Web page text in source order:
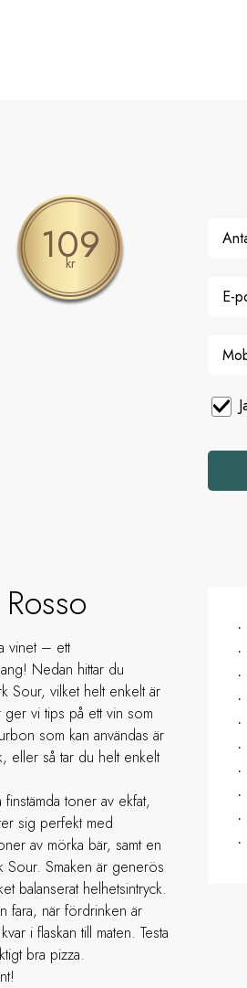
109
kr
vinet – ett
Nedan hittar du
Sour, vilket helt enkelt är
vi tips på ett vin som
som kan användas är
eller så tar du helt enkelt
toner av ekfat,
sig perfekt med
av mörka bär, samt en
Sour. Smaken är generös
balanserat helhetsintryck.
fara, när fördrinken är
i flaskan till maten. Testa
bra pizza.